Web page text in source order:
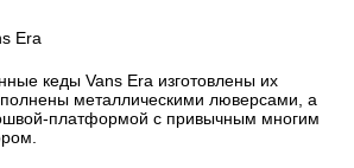
Era
кеды Vans Era изготовлены их
металлическими люверсами, а
платформой с привычным многим